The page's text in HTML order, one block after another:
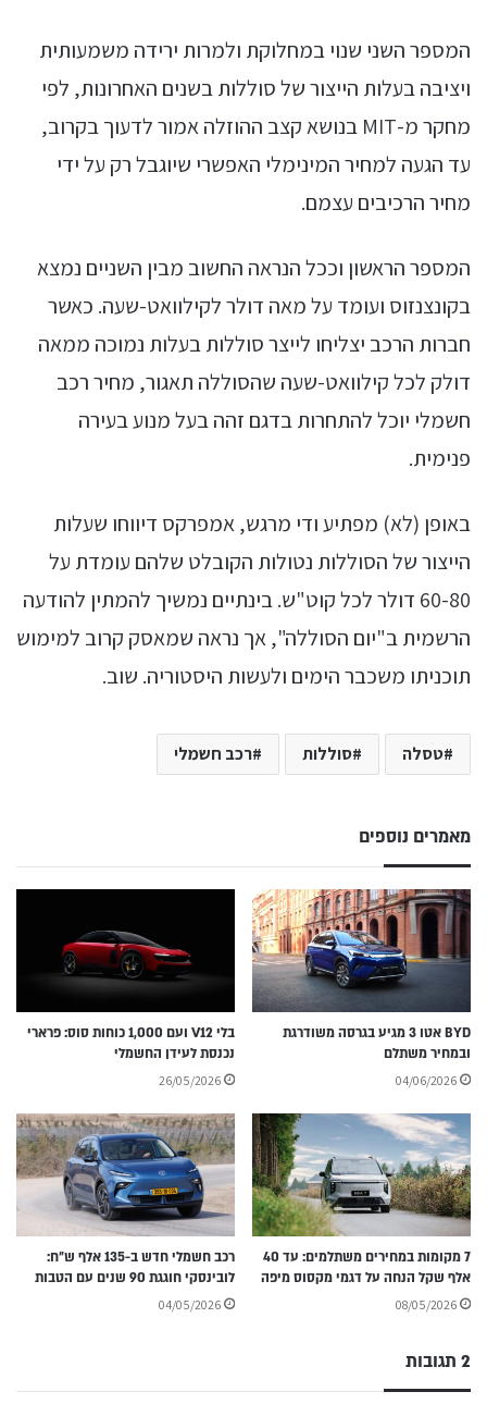
המספר השני שנוי במחלוקת ולמרות ירידה משמעותית
ויציבה בעלות הייצור של סוללות בשנים האחרונות, לפי
מחקר מ-MIT בנושא קצב ההוזלה אמור לדעוך בקרוב,
עד הגעה למחיר המינימלי האפשרי שיוגבל רק על ידי
מחיר הרכיבים עצמם.
המספר הראשון וככל הנראה החשוב מבין השניים נמצא
בקונצנזוס ועומד על מאה דולר לקילוואט-שעה. כאשר
חברות הרכב יצליחו לייצר סוללות בעלות נמוכה ממאה
דולק לכל קילוואט-שעה שהסוללה תאגור, מחיר רכב
חשמלי יוכל להתחרות בדגם זהה בעל מנוע בעירה
פנימית.
באופן (לא) מפתיע ודי מרגש, אמפרקס דיווחו שעלות
הייצור של הסוללות נטולות הקובלט שלהם עומדת על
60-80 דולר לכל קוט"ש. בינתיים נמשיך להמתין להודעה
הרשמית ב"יום הסוללה", אך נראה שמאסק קרוב למימוש
תוכניתו משכבר הימים ולעשות היסטוריה. שוב.
טסלה סוללות רכב חשמלי
מאמרים נוספים
BYD אטו 3 מגיע בגרסה משודרגת
ובמחיר משתלם
04/06/2026
בלי V12 ועם 1,000 כוחות סוס: פרארי
נכנסת לעידן החשמלי
26/05/2026
7 מקומות במחירים משתלמים: עד 40
אלף שקל הנחה על דגמי מקסוס מיפה
08/05/2026
רכב חשמלי חדש ב-135 אלף ש״ח:
לובינסקי חוגגת 90 שנים עם הטבות
04/05/2026
2 תגובות